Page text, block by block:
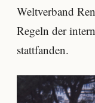
Weltverband
Regeln der
stattfanden.